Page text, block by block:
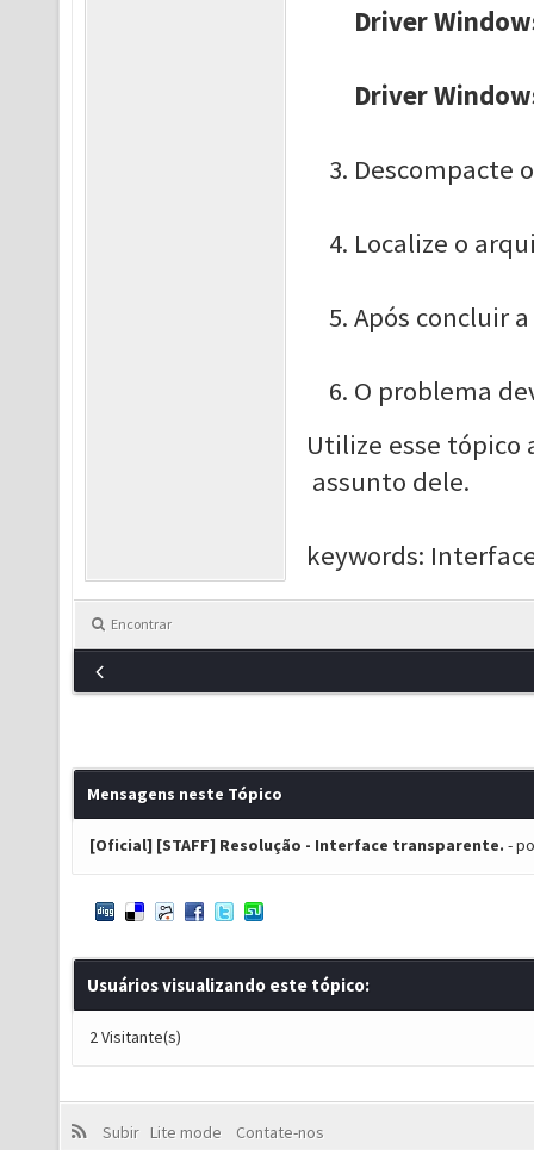
Driver
Driver
Descompacte
Localize o
Após concluir
O problema
Utilize esse tópico
assunto dele.
keywords:
Encontrar
Mensagens neste Tópico
[Oficial] [STAFF] Resolução - Interface transparente. -
Usuários visualizando este tópico:
2 Visitante(s)
Subir Lite mode Contate-nos